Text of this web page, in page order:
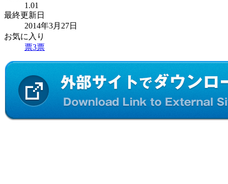
1.01
最終更新日
2014年3月27日
お気に入り
票3票